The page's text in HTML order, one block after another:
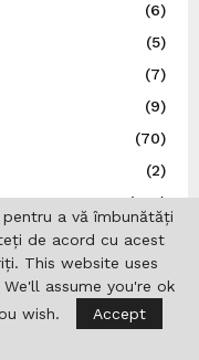
(6)
(5)
(7)
(9)
(70)
(2)
(136)
(34)
(5)
(22)
(21)
a vă îmbunătăți
de acord cu acest
This website uses
assume you're ok
wish.
Accept